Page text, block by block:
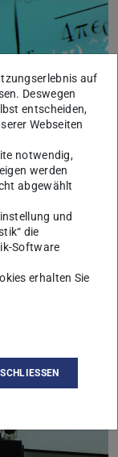
weite
, den
Universität.
auf
Deswegen
entscheiden,
Webseiten
notwendig,
werden
abgewählt
und
die
Software
erhalten Sie